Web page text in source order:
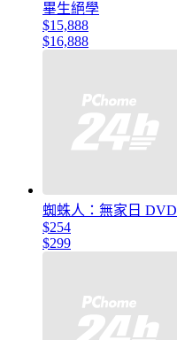
畢生絕學
$15,888
$16,888
蜘蛛人：無家日 DVD
$254
$299